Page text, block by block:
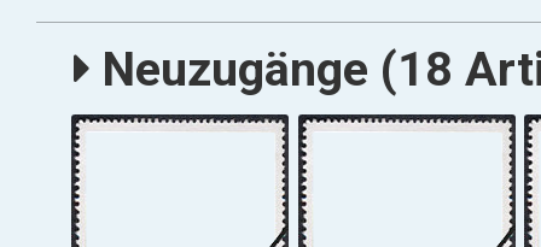
Neuzugänge (18